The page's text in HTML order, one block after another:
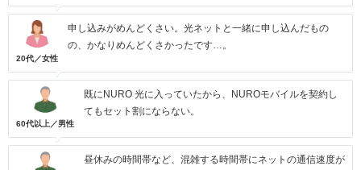
20代／女性
申し込みがめんどくさい。光ネットと一緒に申し込んだもの
の、かなりめんどくさかったです…。
60代以上／男性
既にNURO 光に入っていたから、NUROモバイルを契約し
てもセット割にならない。
昼休みの時間帯など、混雑する時間帯にネットの通信速度が